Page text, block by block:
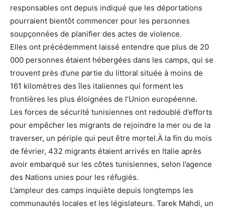
responsables ont depuis indiqué que les déportations
pourraient bientôt commencer pour les personnes
soupçonnées de planifier des actes de violence.
Elles ont précédemment laissé entendre que plus de 20
000 personnes étaient hébergées dans les camps, qui se
trouvent près d’une partie du littoral située à moins de
161 kilomètres des îles italiennes qui forment les
frontières les plus éloignées de l’Union européenne.
Les forces de sécurité tunisiennes ont redoublé d’efforts
pour empêcher les migrants de rejoindre la mer ou de la
traverser, un périple qui peut être mortel.À la fin du mois
de février, 432 migrants étaient arrivés en Italie après
avoir embarqué sur les côtes tunisiennes, selon l’agence
des Nations unies pour les réfugiés.
L’ampleur des camps inquiète depuis longtemps les
communautés locales et les législateurs. Tarek Mahdi, un